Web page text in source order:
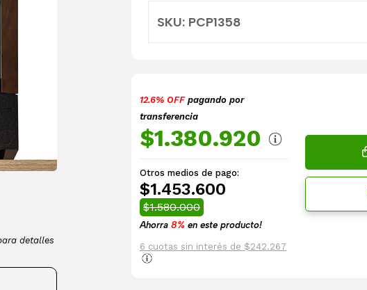
detalles
SKU: PCP1358
12.6% OFFpagando por
transferencia
$1.380.920
Otros medios de pago:
$1.453.600
$1.580.000
Ahorra 8% en este producto!
6 cuotas sin interés de $242.267